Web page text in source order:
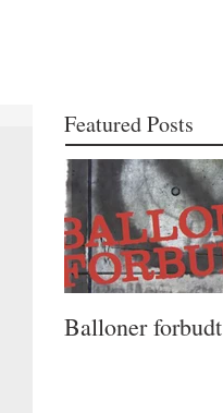
Featured Posts
Balloner forbudt